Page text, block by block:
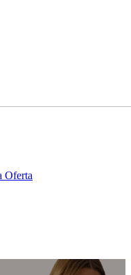
Oferta